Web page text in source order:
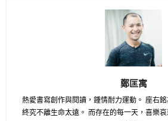
鄭匡寓
熱愛書寫創作與閱讀，鍾情耐力運動。 座右銘
終究不離生命太遠。 而存在的每一天，喜樂